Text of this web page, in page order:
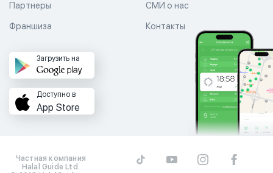
СМИ о нас
Контакты
Партнеры
Франшиза
Загрузить на
Доступно в
App Store
Частная компания
Halal Guide Ltd.